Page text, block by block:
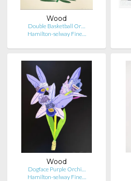
Wood
Double Basketball Or…
Hamilton-selway Fine…
Wood
Dogface Purple Orchi…
Hamilton-selway Fine…